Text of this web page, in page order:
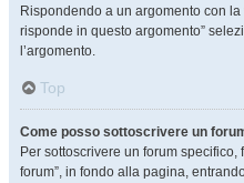
Rispondendo a un argomento con
risponde in questo argomento”
l’argomento.
Top
Come posso sottoscrivere un
Per sottoscrivere un forum
forum”, in fondo alla pagina,